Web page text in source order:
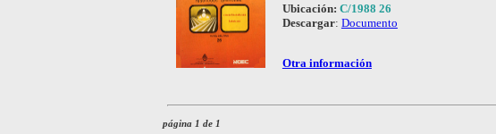
Ubicación: C/1988 26
Descargar: Documento
Otra información
página 1 de 1